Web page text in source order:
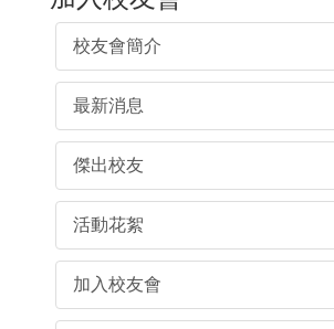
校友會簡介
最新消息
傑出校友
活動花絮
加入校友會